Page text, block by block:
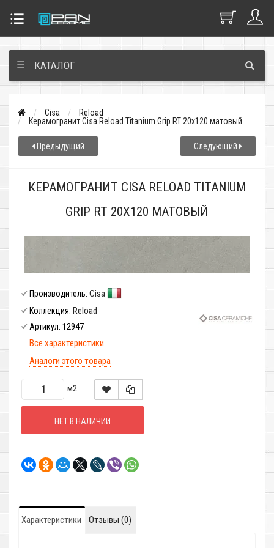
☰ КАТАЛОГ
Cisa
Reload
Керамогранит Cisa Reload Titanium Grip RT 20x120 матовый
Предыдущий Следующий
КЕРАМОГРАНИТ CISA RELOAD TITANIUM
GRIP RT 20X120 МАТОВЫЙ
Производитель: Cisa
Коллекция: Reload
Артикул: 12947
Все характеристики
Аналоги этого товара
м2
НЕТ В НАЛИЧИИ
Характеристики Отзывы (0)